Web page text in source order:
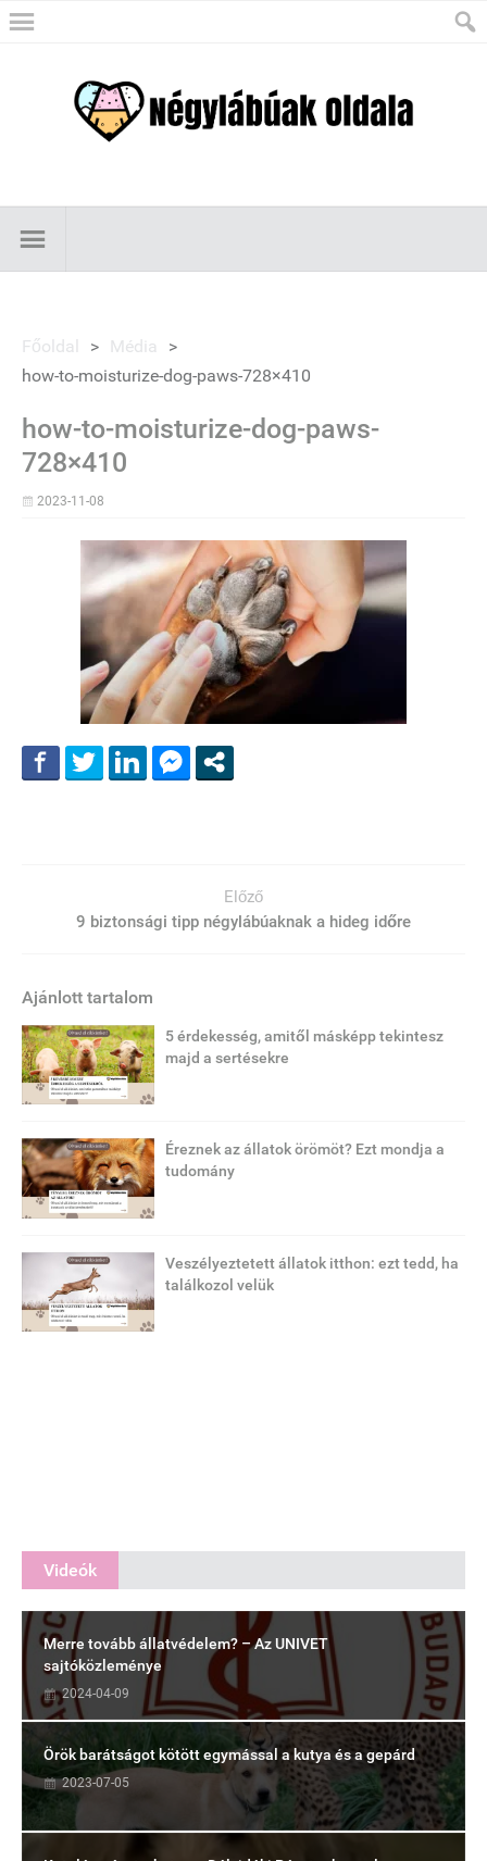
Főoldal > Média
>
how-to-moisturize-dog-paws-728×410
how-to-moisturize-dog-paws-
728×410
2023-11-08
Előző
9 biztonsági tipp négylábúaknak a hideg időre
Ajánlott tartalom
5 érdekesség, amitől másképp tekintesz
majd a sertésekre
Éreznek az állatok örömöt? Ezt mondja a
tudomány
Veszélyeztetett állatok itthon: ezt tedd, ha
találkozol velük
Videók
Merre tovább állatvédelem? – Az UNIVET
sajtóközleménye
2024-04-09
Örök barátságot kötött egymással a kutya és a gepárd
2023-07-05